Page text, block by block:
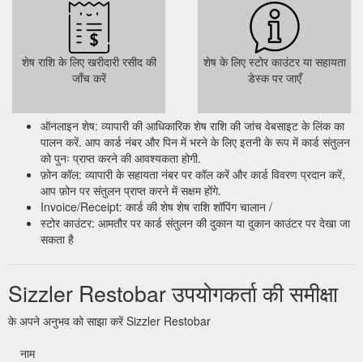
शेष राशि के लिए खरीदारी रसीद की
जाँच करें
शेष के लिए स्टोर काउंटर या सहायता
डेस्क पर जाएँ
ऑनलाइन शेष: व्यापारी की आधिकारिक शेष राशि की जांच वेबसाइट के लिंक का
पालन करें. आप कार्ड नंबर और पिन में भरने के लिए इतनी के रूप में कार्ड संतुलन
को पुनः प्राप्त करने की आवश्यकता होगी.
फ़ोन कॉल: व्यापारी के सहायता नंबर पर कॉल करें और कार्ड विवरण प्रदान करें,
आप फ़ोन पर संतुलन प्राप्त करने में सक्षम होंगे.
Invoice/Receipt: कार्ड की शेष शेष राशि शॉपिंग चालान /
स्टोर काउंटर: आमतौर पर कार्ड संतुलन की दुकान या दुकान काउंटर पर देखा जा
सकता है
Sizzler Restobar उपयोगकर्ता की समीक्षा
के अपने अनुभव को साझा करें Sizzler Restobar
नाम